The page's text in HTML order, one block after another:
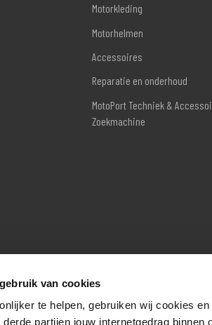
van cookies
te helpen, gebruiken wij cookies
partijen jouw internetgedrag binnen
Motorkleding
Motorhelmen
Accessoires
Reparatie en onderhoud
MotoPort Techniek &
Zoekmachine